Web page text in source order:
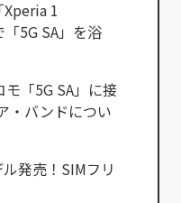
1
5G SA」を浴
「5G SA」に接
・バンドについ
発売！SIMフリ